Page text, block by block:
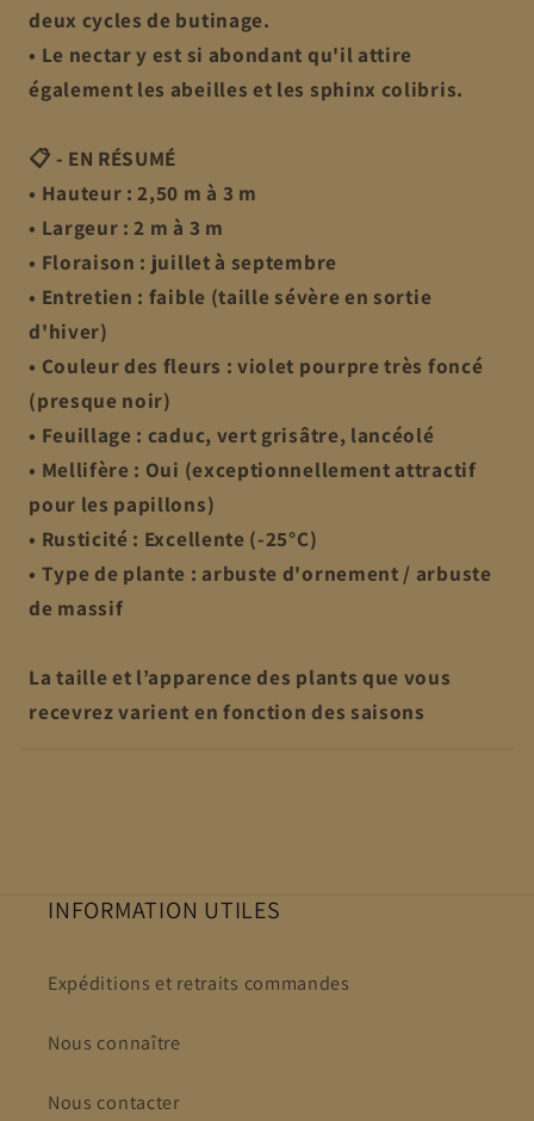
deux cycles de butinage.
• Le nectar y est si abondant qu'il attire
également les abeilles et les sphinx colibris.
📋 - EN RÉSUMÉ
• Hauteur : 2,50 m à 3 m
• Largeur : 2 m à 3 m
• Floraison : juillet à septembre
• Entretien : faible (taille sévère en sortie
d'hiver)
• Couleur des fleurs : violet pourpre très foncé
(presque noir)
• Feuillage : caduc, vert grisâtre, lancéolé
• Mellifère : Oui (exceptionnellement attractif
pour les papillons)
• Rusticité : Excellente (-25°C)
• Type de plante : arbuste d'ornement / arbuste
de massif
La taille et l’apparence des plants que vous
recevrez varient en fonction des saisons
INFORMATION UTILES
Expéditions et retraits commandes
Nous connaître
Nous contacter